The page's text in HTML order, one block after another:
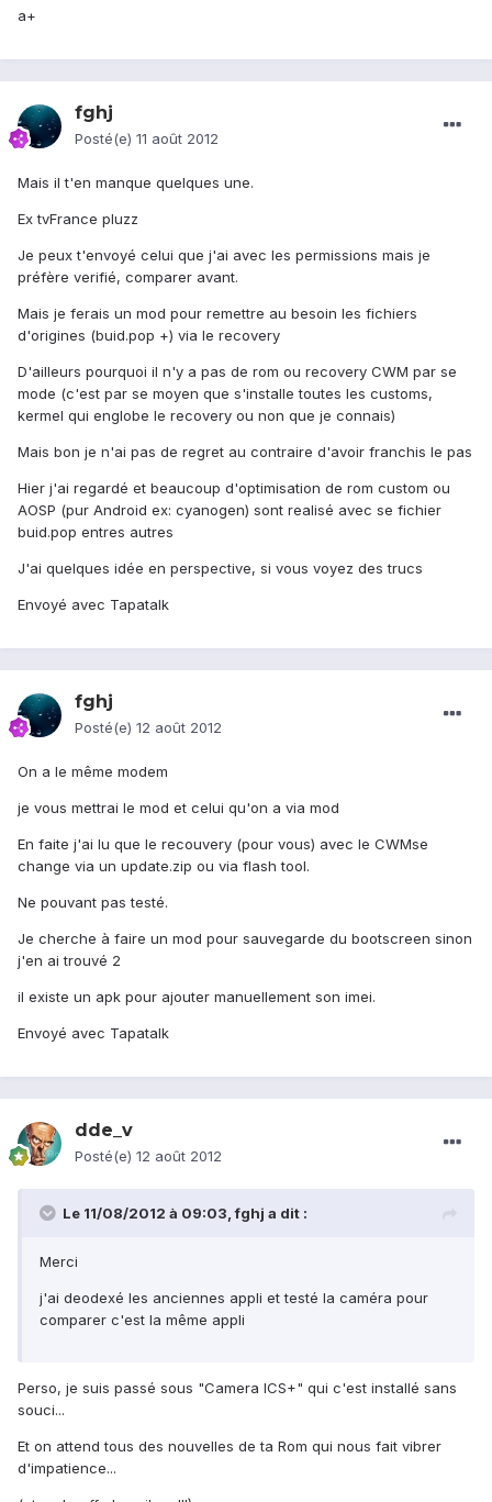
a+
fghj
Posté(e) 11 août 2012
Mais il t'en manque quelques une.
Ex tvFrance pluzz
Je peux t'envoyé celui que j'ai avec les permissions mais je
préfère verifié, comparer avant.
Mais je ferais un mod pour remettre au besoin les fichiers
d'origines (buid.pop +) via le recovery
D'ailleurs pourquoi il n'y a pas de rom ou recovery CWM par se
mode (c'est par se moyen que s'installe toutes les customs,
kermel qui englobe le recovery ou non que je connais)
Mais bon je n'ai pas de regret au contraire d'avoir franchis le pas
Hier j'ai regardé et beaucoup d'optimisation de rom custom ou
AOSP (pur Android ex: cyanogen) sont realisé avec se fichier
buid.pop entres autres
J'ai quelques idée en perspective, si vous voyez des trucs
Envoyé avec Tapatalk
fghj
Posté(e) 12 août 2012
On a le même modem
je vous mettrai le mod et celui qu'on a via mod
En faite j'ai lu que le recouvery (pour vous) avec le CWMse
change via un update.zip ou via flash tool.
Ne pouvant pas testé.
Je cherche à faire un mod pour sauvegarde du bootscreen sinon
j'en ai trouvé 2
il existe un apk pour ajouter manuellement son imei.
Envoyé avec Tapatalk
dde_v
Posté(e) 12 août 2012
Le 11/08/2012 à 09:03, fghj a dit :
Merci
j'ai deodexé les anciennes appli et testé la caméra pour
comparer c'est la même appli
Perso, je suis passé sous "Camera ICS+" qui c'est installé sans
souci...
Et on attend tous des nouvelles de ta Rom qui nous fait vibrer
d'impatience...